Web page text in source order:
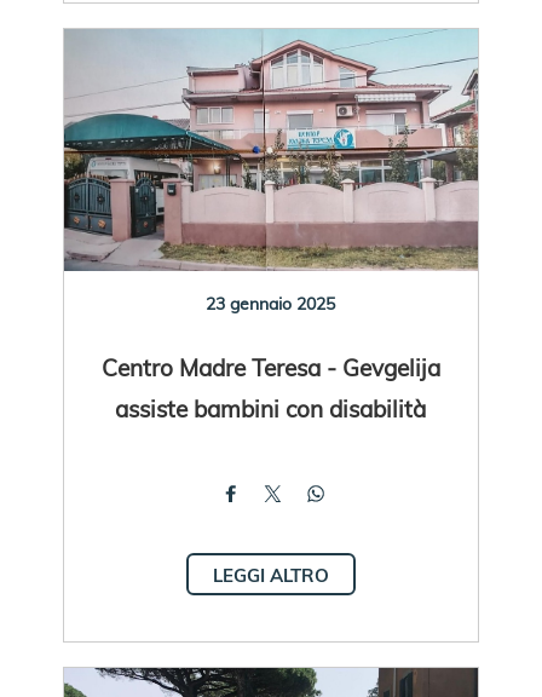
23 gennaio 2025
Centro Madre Teresa - Gevgelija
assiste bambini con disabilità
LEGGI ALTRO